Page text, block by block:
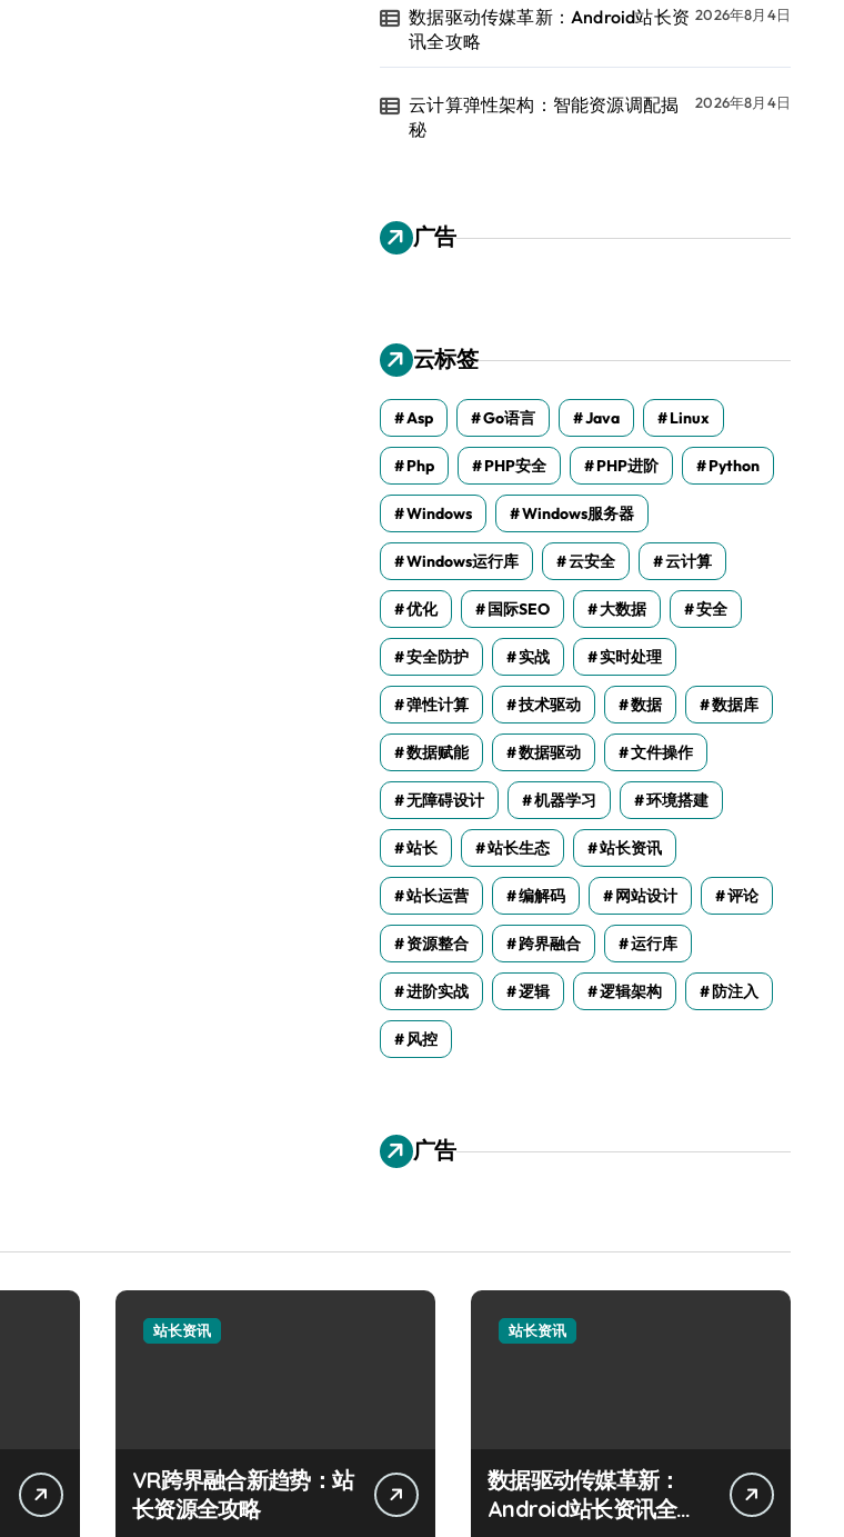
数据驱动传媒革新：Android站长资
讯全攻略
2026年8月4日
云计算弹性架构：智能资源调配揭
秘
2026年8月4日
广告
云标签
Asp Go语言 Java Linux
Php PHP安全 PHP进阶 Python
Windows Windows服务器
Windows运行库 云安全 云计算
优化 国际SEO 大数据 安全
安全防护 实战 实时处理
弹性计算 技术驱动 数据 数据库
数据赋能 数据驱动 文件操作
无障碍设计 机器学习 环境搭建
站长 站长生态 站长资讯
站长运营 编解码 网站设计 评论
资源整合 跨界融合 运行库
进阶实战 逻辑 逻辑架构 防注入
风控
广告
站长资讯
VR跨界融合新趋势：站
长资源全攻略
站长资讯
数据驱动传媒革新：
Android站长资讯全攻